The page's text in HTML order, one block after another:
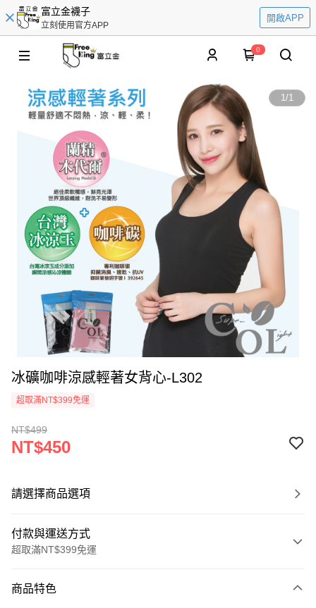
富立金襪子
立刻使用官方APP
開啟APP
0
1/1
冰礦咖啡涼感輕著女背心-L302
超取滿NT$399免運
NT$499
NT$450
請選擇商品選項
付款與運送方式
超取滿NT$399免運
信用卡一次付款
商品特色